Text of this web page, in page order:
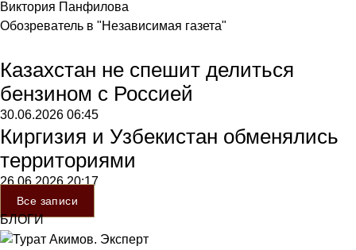
Виктория Панфилова
Обозреватель в "Независимая газета"
Казахстан не спешит делиться
бензином с Россией
30.06.2026 06:45
Киргизия и Узбекистан обменялись
территориями
26.06.202620:17
Все записи
БЛОГИ